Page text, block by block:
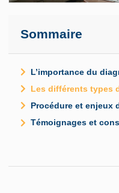
Sommaire
L’importance du
Les différents types
Procédure et enjeux
Témoignages et